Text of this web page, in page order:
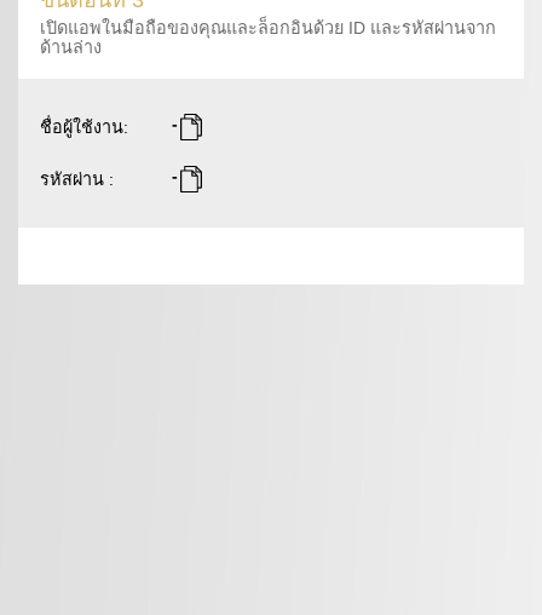
เปิดแอพในมือถือของคุณและล็อกอินด้วย ID และรหัสผ่านจาก
ด้านล่าง
ชื่อผู้ใช้งาน: -
รหัสผ่าน : -